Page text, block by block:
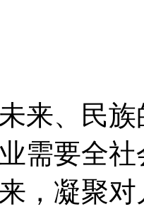
来、民
需要全
，凝聚